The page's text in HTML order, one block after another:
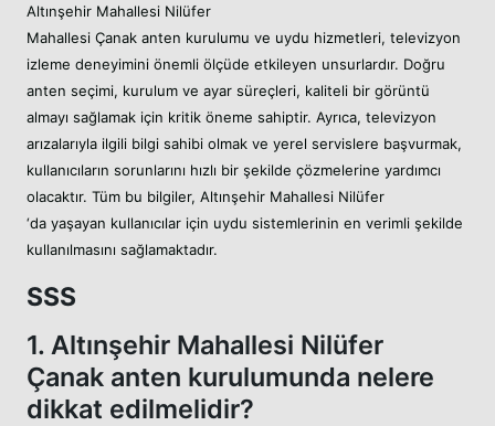
Altınşehir Mahallesi Nilüfer
Mahallesi Çanak anten kurulumu ve uydu hizmetleri, televizyon
izleme deneyimini önemli ölçüde etkileyen unsurlardır. Doğru
anten seçimi, kurulum ve ayar süreçleri, kaliteli bir görüntü
almayı sağlamak için kritik öneme sahiptir. Ayrıca, televizyon
arızalarıyla ilgili bilgi sahibi olmak ve yerel servislere başvurmak,
kullanıcıların sorunlarını hızlı bir şekilde çözmelerine yardımcı
olacaktır. Tüm bu bilgiler, Altınşehir Mahallesi Nilüfer
‘da yaşayan kullanıcılar için uydu sistemlerinin en verimli şekilde
kullanılmasını sağlamaktadır.
SSS
1. Altınşehir Mahallesi Nilüfer
Çanak anten kurulumunda nelere
dikkat edilmelidir?